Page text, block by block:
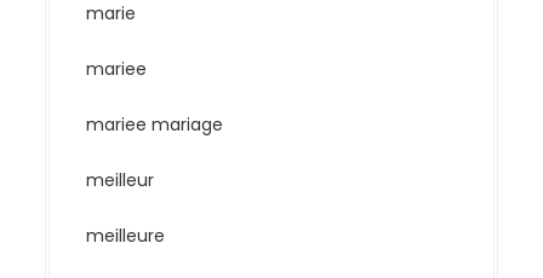
marie
mariee
mariee mariage
meilleur
meilleure